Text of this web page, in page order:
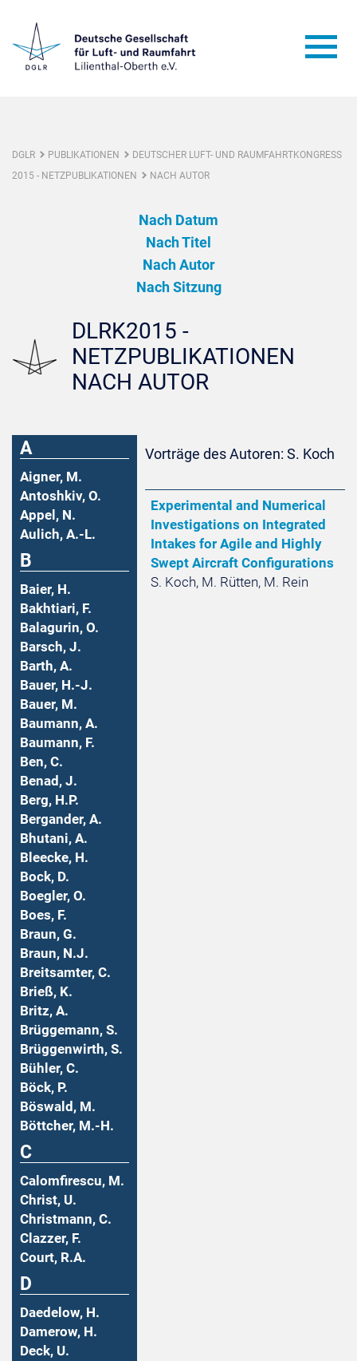
DGLR PUBLIKATIONEN
DEUTSCHER LUFT- UND RAUMFAHRTKONGRESS
2015 - NETZPUBLIKATIONEN
NACH AUTOR
Nach Datum
Nach Titel
Nach Autor
Nach Sitzung
DLRK2015 -
NETZPUBLIKATIONEN
NACH AUTOR
A
Aigner, M.
Antoshkiv, O.
Appel, N.
Aulich, A.-L.
B
Baier, H.
Bakhtiari, F.
Balagurin, O.
Barsch, J.
Barth, A.
Bauer, H.-J.
Bauer, M.
Baumann, A.
Baumann, F.
Ben, C.
Benad, J.
Berg, H.P.
Bergander, A.
Bhutani, A.
Bleecke, H.
Bock, D.
Boegler, O.
Boes, F.
Braun, G.
Braun, N.J.
Breitsamter, C.
Brieß, K.
Britz, A.
Brüggemann, S.
Brüggenwirth, S.
Bühler, C.
Böck, P.
Böswald, M.
Böttcher, M.-H.
C
Calomfirescu, M.
Christ, U.
Christmann, C.
Clazzer, F.
Court, R.A.
D
Daedelow, H.
Damerow, H.
Deck, U.
Vorträge des Autoren: S. Koch
Experimental and Numerical
Investigations on Integrated
Intakes for Agile and Highly
Swept Aircraft Configurations
S. Koch, M. Rütten, M. Rein